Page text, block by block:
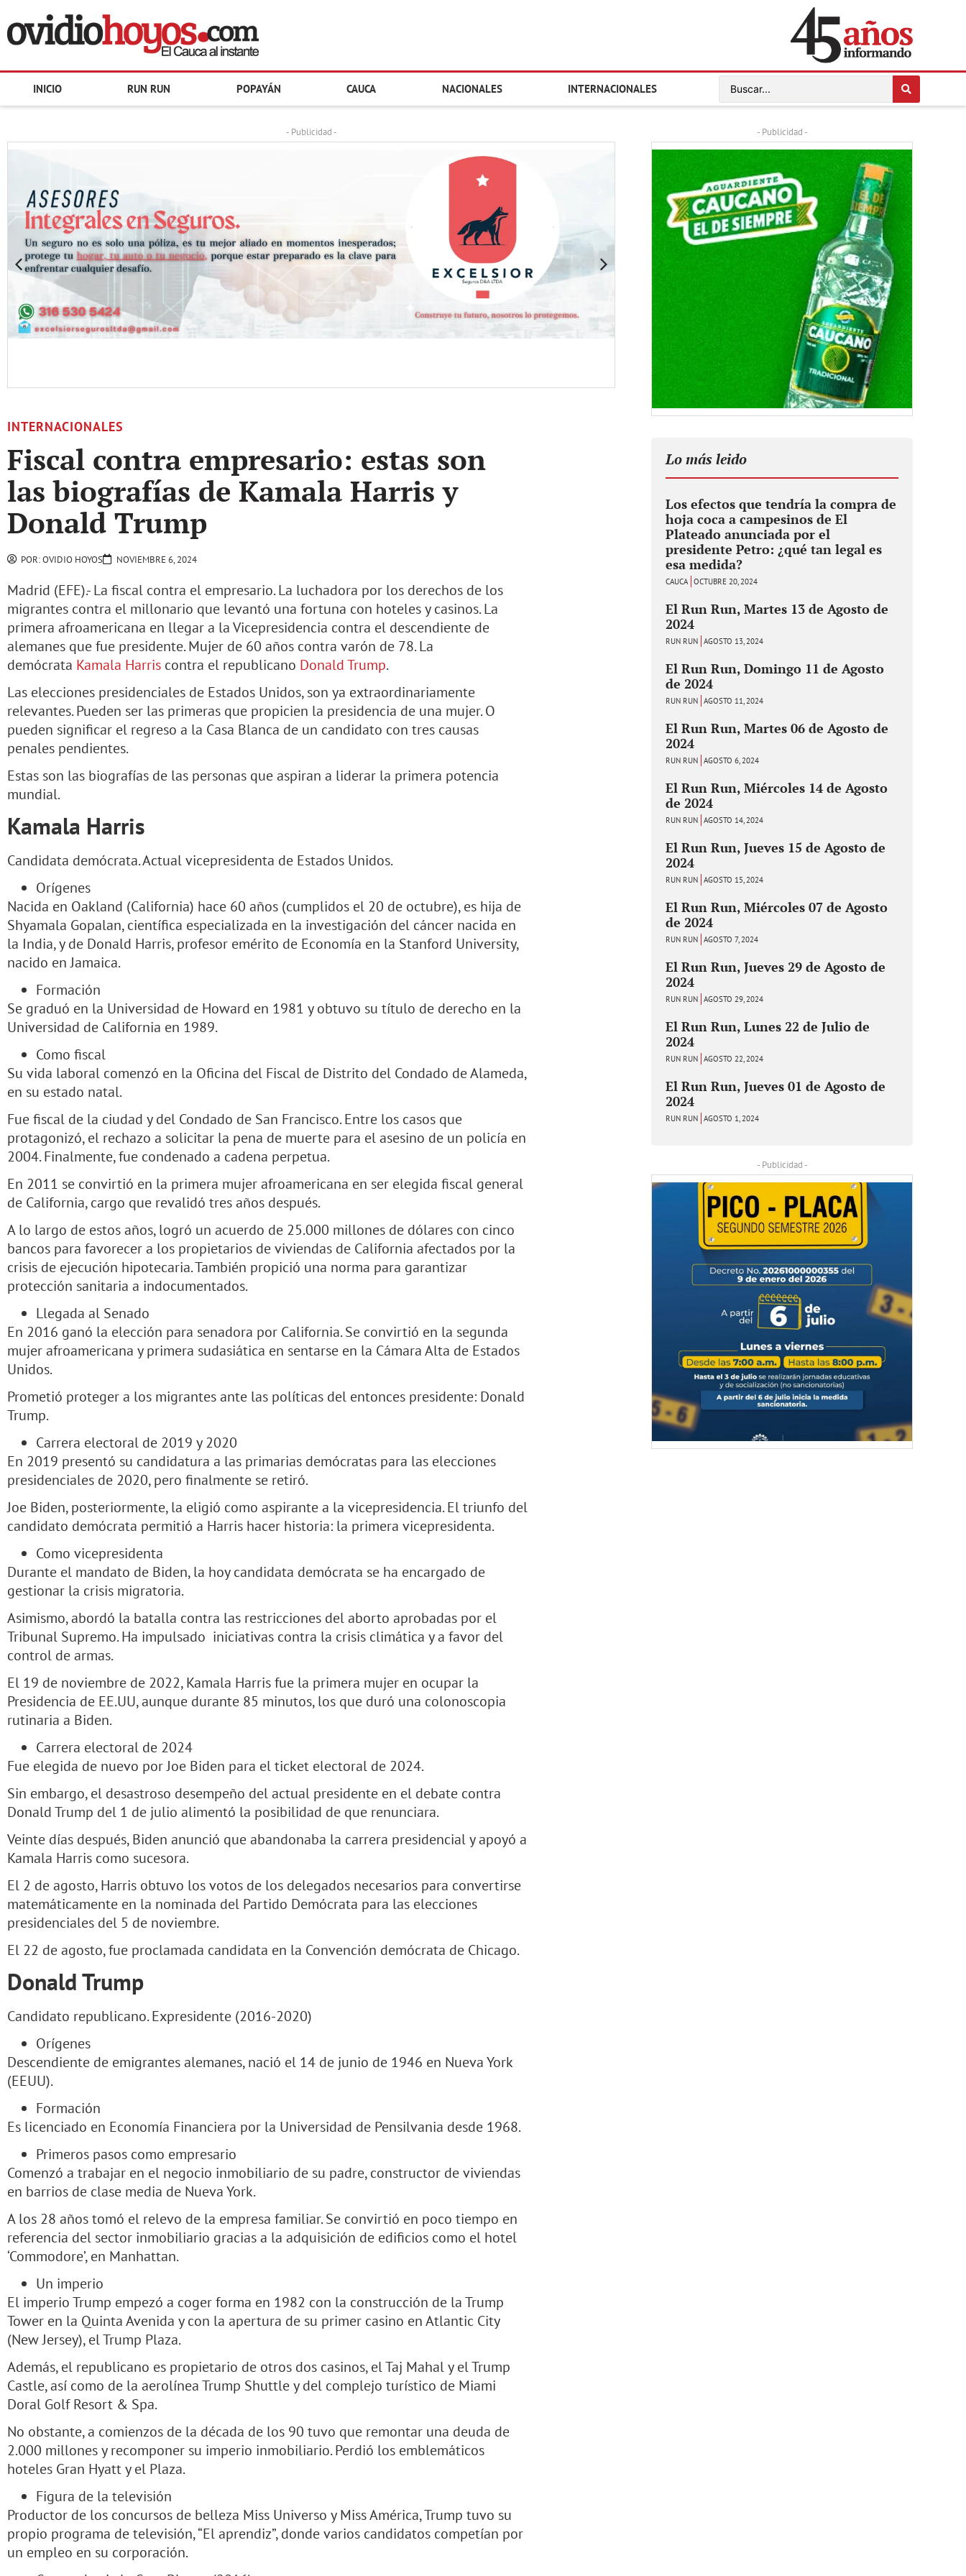
INICIO RUN RUN POPAYÁN CAUCA NACIONALES INTERNACIONALES
- Publicidad -
INTERNACIONALES
Fiscal contra empresario: estas son
las biografías de Kamala Harris y
Donald Trump
POR:OVIDIO HOYOS NOVIEMBRE 6, 2024
Madrid (EFE).- La fiscal contra el empresario. La luchadora por los derechos de los
migrantes contra el millonario que levantó una fortuna con hoteles y casinos. La
primera afroamericana en llegar a la Vicepresidencia contra el descendiente de
alemanes que fue presidente. Mujer de 60 años contra varón de 78. La
demócrata Kamala Harris contra el republicano Donald Trump.
Las elecciones presidenciales de Estados Unidos, son ya extraordinariamente
relevantes. Pueden ser las primeras que propicien la presidencia de una mujer. O
pueden significar el regreso a la Casa Blanca de un candidato con tres causas
penales pendientes.
Estas son las biografías de las personas que aspiran a liderar la primera potencia
mundial.
Kamala Harris
Candidata demócrata. Actual vicepresidenta de Estados Unidos.
Orígenes
Nacida en Oakland (California) hace 60 años (cumplidos el 20 de octubre), es hija de
Shyamala Gopalan, científica especializada en la investigación del cáncer nacida en
la India, y de Donald Harris, profesor emérito de Economía en la Stanford University,
nacido en Jamaica.
Formación
Se graduó en la Universidad de Howard en 1981 y obtuvo su título de derecho en la
Universidad de California en 1989.
Como fiscal
Su vida laboral comenzó en la Oficina del Fiscal de Distrito del Condado de Alameda,
en su estado natal.
Fue fiscal de la ciudad y del Condado de San Francisco. Entre los casos que
protagonizó, el rechazo a solicitar la pena de muerte para el asesino de un policía en
2004. Finalmente, fue condenado a cadena perpetua.
En 2011 se convirtió en la primera mujer afroamericana en ser elegida fiscal general
de California, cargo que revalidó tres años después.
A lo largo de estos años, logró un acuerdo de 25.000 millones de dólares con cinco
bancos para favorecer a los propietarios de viviendas de California afectados por la
crisis de ejecución hipotecaria. También propició una norma para garantizar
protección sanitaria a indocumentados.
Llegada al Senado
En 2016 ganó la elección para senadora por California. Se convirtió en la segunda
mujer afroamericana y primera sudasiática en sentarse en la Cámara Alta de Estados
Unidos.
Prometió proteger a los migrantes ante las políticas del entonces presidente: Donald
Trump.
Carrera electoral de 2019 y 2020
En 2019 presentó su candidatura a las primarias demócratas para las elecciones
presidenciales de 2020, pero finalmente se retiró.
Joe Biden, posteriormente, la eligió como aspirante a la vicepresidencia. El triunfo del
candidato demócrata permitió a Harris hacer historia: la primera vicepresidenta.
Como vicepresidenta
Durante el mandato de Biden, la hoy candidata demócrata se ha encargado de
gestionar la crisis migratoria.
Asimismo, abordó la batalla contra las restricciones del aborto aprobadas por el
Tribunal Supremo. Ha impulsado iniciativas contra la crisis climática y a favor del
control de armas.
El 19 de noviembre de 2022, Kamala Harris fue la primera mujer en ocupar la
Presidencia de EE.UU, aunque durante 85 minutos, los que duró una colonoscopia
rutinaria a Biden.
Carrera electoral de 2024
Fue elegida de nuevo por Joe Biden para el ticket electoral de 2024.
Sin embargo, el desastroso desempeño del actual presidente en el debate contra
Donald Trump del 1 de julio alimentó la posibilidad de que renunciara.
Veinte días después, Biden anunció que abandonaba la carrera presidencial y apoyó a
Kamala Harris como sucesora.
El 2 de agosto, Harris obtuvo los votos de los delegados necesarios para convertirse
matemáticamente en la nominada del Partido Demócrata para las elecciones
presidenciales del 5 de noviembre.
El 22 de agosto, fue proclamada candidata en la Convención demócrata de Chicago.
Donald Trump
Candidato republicano. Expresidente (2016-2020)
Orígenes
Descendiente de emigrantes alemanes, nació el 14 de junio de 1946 en Nueva York
(EEUU).
Formación
Es licenciado en Economía Financiera por la Universidad de Pensilvania desde 1968.
Primeros pasos como empresario
Comenzó a trabajar en el negocio inmobiliario de su padre, constructor de viviendas
en barrios de clase media de Nueva York.
A los 28 años tomó el relevo de la empresa familiar. Se convirtió en poco tiempo en
referencia del sector inmobiliario gracias a la adquisición de edificios como el hotel
‘Commodore’, en Manhattan.
Un imperio
El imperio Trump empezó a coger forma en 1982 con la construcción de la Trump
Tower en la Quinta Avenida y con la apertura de su primer casino en Atlantic City
(New Jersey), el Trump Plaza.
Además, el republicano es propietario de otros dos casinos, el Taj Mahal y el Trump
Castle, así como de la aerolínea Trump Shuttle y del complejo turístico de Miami
Doral Golf Resort & Spa.
No obstante, a comienzos de la década de los 90 tuvo que remontar una deuda de
2.000 millones y recomponer su imperio inmobiliario. Perdió los emblemáticos
hoteles Gran Hyatt y el Plaza.
Figura de la televisión
Productor de los concursos de belleza Miss Universo y Miss América, Trump tuvo su
propio programa de televisión, “El aprendiz”, donde varios candidatos competían por
un empleo en su corporación.
- Publicidad -
Lo más leido
Los efectos que tendría la compra de
hoja coca a campesinos de El
Plateado anunciada por el
presidente Petro: ¿qué tan legal es
esa medida?
CAUCA OCTUBRE 20, 2024
El Run Run, Martes 13 de Agosto de
2024
RUN RUN AGOSTO 13, 2024
El Run Run, Domingo 11 de Agosto
de 2024
RUN RUN AGOSTO 11, 2024
El Run Run, Martes 06 de Agosto de
2024
RUN RUN AGOSTO 6, 2024
El Run Run, Miércoles 14 de Agosto
de 2024
RUN RUN AGOSTO 14, 2024
El Run Run, Jueves 15 de Agosto de
2024
RUN RUN AGOSTO 15, 2024
El Run Run, Miércoles 07 de Agosto
de 2024
RUN RUN AGOSTO 7, 2024
El Run Run, Jueves 29 de Agosto de
2024
RUN RUN AGOSTO 29, 2024
El Run Run, Lunes 22 de Julio de
2024
RUN RUN AGOSTO 22, 2024
El Run Run, Jueves 01 de Agosto de
2024
RUN RUN AGOSTO 1, 2024
- Publicidad -